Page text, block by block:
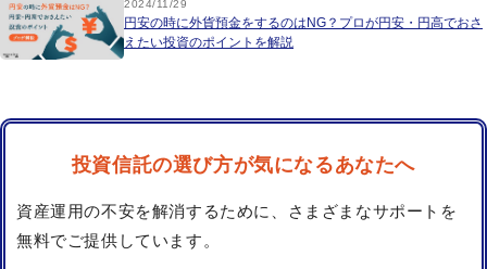
2024/11/29
円安の時に外貨預金をするのはNG？プロが円安・円高でおさ
えたい投資のポイントを解説
投資信託の選び方が気になるあなたへ
資産運用の不安を解消するために、さまざまなサポートを
無料でご提供しています。